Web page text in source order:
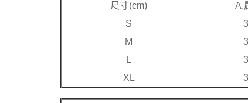
尺寸(cm) A.
S
M
L
XL